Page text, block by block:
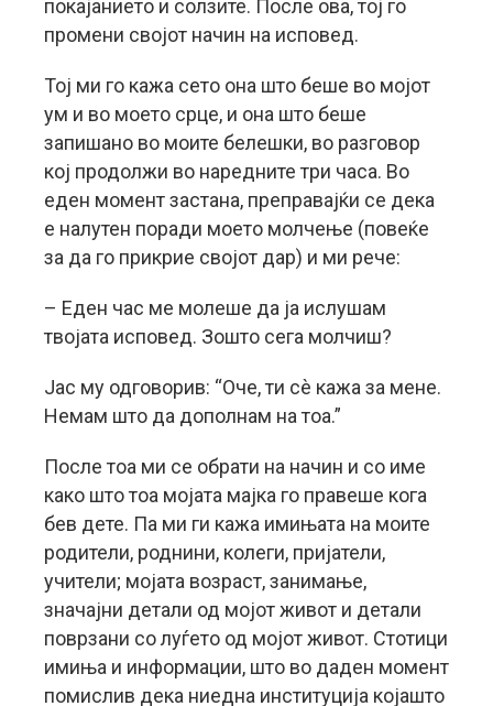
покајанието и солзите. После ова, тој го
промени својот начин на исповед.
Тој ми го кажа сето она што беше во мојот
ум и во моето срце, и она што беше
запишано во моите белешки, во разговор
кој продолжи во наредните три часа. Во
еден момент застана, преправајќи се дека
е налутен поради моето молчење (повеќе
за да го прикрие својот дар) и ми рече:
– Еден час ме молеше да ја ислушам
твојата исповед. Зошто сега молчиш?
Јас му одговорив: “Оче, ти сè кажа за мене.
Немам што да дополнам на тоа.”
После тоа ми се обрати на начин и со име
како што тоа мојата мајка го правеше кога
бев дете. Па ми ги кажа имињата на моите
родители, роднини, колеги, пријатели,
учители; мојата возраст, занимање,
значајни детали од мојот живот и детали
поврзани со луѓето од мојот живот. Стотици
имиња и информации, што во даден момент
помислив дека ниедна институција којашто